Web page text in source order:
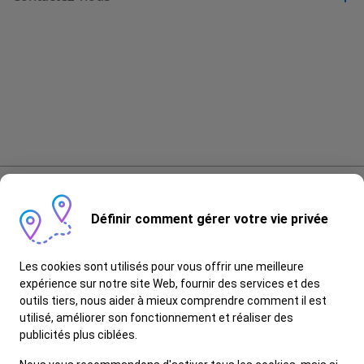
Suivre Ford
Confidentialité
Définir comment gérer votre vie privée
Les cookies sont utilisés pour vous offrir une meilleure
expérience sur notre site Web, fournir des services et des
outils tiers, nous aider à mieux comprendre comment il est
utilisé, améliorer son fonctionnement et réaliser des
publicités plus ciblées.